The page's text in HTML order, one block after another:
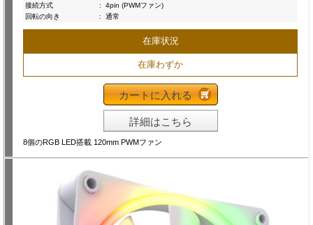
接続方式
:
4pin (PWMファン)
回転の向き
: 通常
在庫状況
在庫わずか
カートに入れる
詳細はこちら
8個のRGB LED搭載 120mm PWMファン